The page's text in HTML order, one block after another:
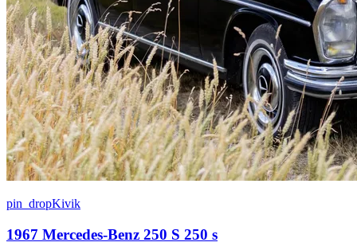
pin_dropKivik
1967 Mercedes-Benz 250 S 250 s